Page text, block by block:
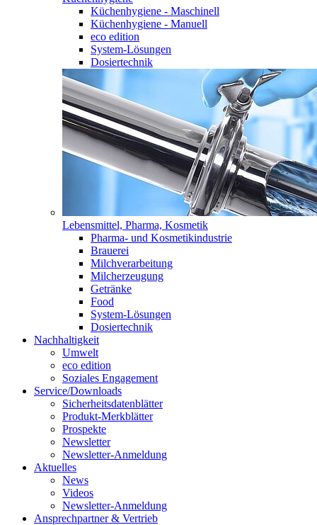
Küchenhygiene - Maschinell
Küchenhygiene - Manuell
eco edition
System-Lösungen
Dosiertechnik
Lebensmittel, Pharma, Kosmetik
Pharma- und Kosmetikindustrie
Brauerei
Milchverarbeitung
Milcherzeugung
Getränke
Food
System-Lösungen
Dosiertechnik
Nachhaltigkeit
Umwelt
eco edition
Soziales Engagement
Service/Downloads
Sicherheitsdatenblätter
Produkt-Merkblätter
Prospekte
Newsletter
Newsletter-Anmeldung
Aktuelles
News
Videos
Newsletter-Anmeldung
Ansprechpartner & Vertrieb